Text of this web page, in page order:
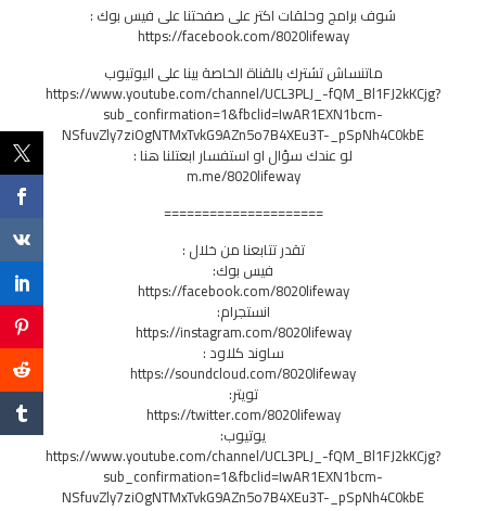
شوف برامج وحلقات اكتر على صفحتنا على فيس بوك :
https://facebook.com/8020lifeway
ماتنساش تشترك بالقناة الخاصة بينا على اليوتيوب
https://www.youtube.com/channel/UCL3PLJ_-fQM_Bl1FJ2kKCjg?
sub_confirmation=1&fbclid=IwAR1EXN1bcm-
NSfuvZly7ziOgNTMxTvkG9AZn5o7B4XEu3T-_pSpNh4C0kbE
لو عندك سؤال او استفسار ابعتلنا هنا :
m.me/8020lifeway
=====================
تقدر تتابعنا من خلال :
فيس بوك:
https://facebook.com/8020lifeway
انستجرام:
https://instagram.com/8020lifeway
ساوند كلاود :
https://soundcloud.com/8020lifeway
تويتر:
https://twitter.com/8020lifeway
يوتيوب:
https://www.youtube.com/channel/UCL3PLJ_-fQM_Bl1FJ2kKCjg?
sub_confirmation=1&fbclid=IwAR1EXN1bcm-
NSfuvZly7ziOgNTMxTvkG9AZn5o7B4XEu3T-_pSpNh4C0kbE